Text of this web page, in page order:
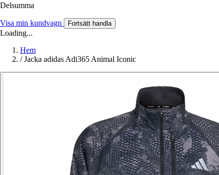
Delsumma
Visa min kundvagn Fortsätt handla
Loading...
Hem
/ Jacka adidas Adi365 Animal Iconic